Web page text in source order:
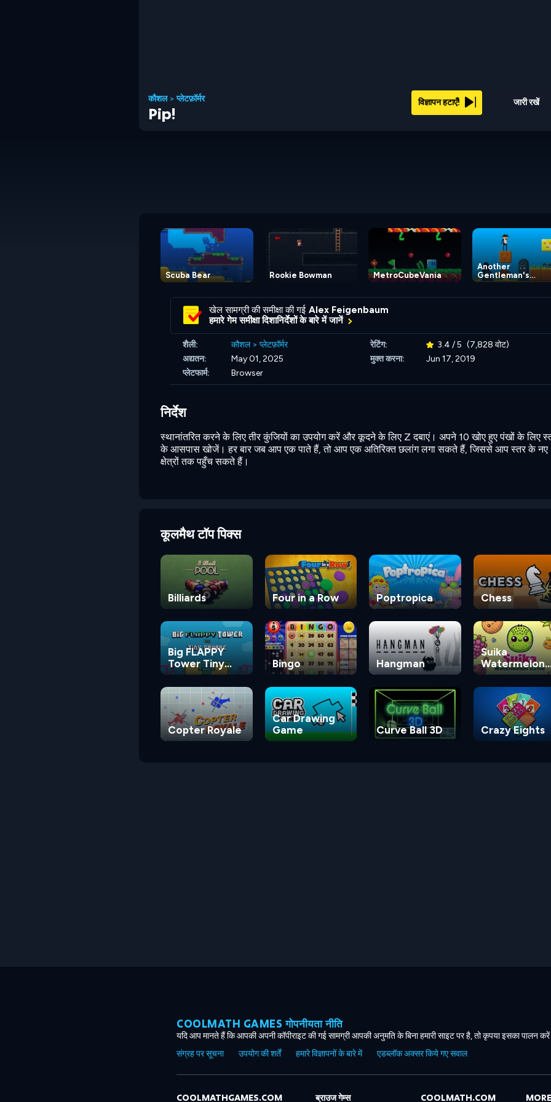
जारी रखें
विज्ञापन हटाएँ!
कौशल>प्लेटफ़ॉर्मर
Pip!
Scuba Bear Rookie Bowman MetroCubeVania
Another
Gentleman's
Adventure
खेल सामग्री की समीक्षा की गई Alex Feigenbaum
हमारे गेम समीक्षा दिशानिर्देशों के बारे में जानें
शैली: कौशल> प्लेटफ़ॉर्मर रेटिंग: 3.4 / 5 (7,828 वोट)
अद्यतन:
May 01, 2025 मुक्त करना:
Jun 17, 2019
प्लेटफार्म:
Browser
निर्देश
स्थानांतरित करने के लिए तीर कुंजियों का उपयोग करें और कूदने के लिए Z दबाएं। अपने 10 खोए हुए पंखों के लिए
के आसपास खोजें। हर बार जब आप एक पाते हैं, तो आप एक अतिरिक्त छलांग लगा सकते हैं, जिससे आप स्तर के नए
क्षेत्रों तक पहुँच सकते हैं।
कूलमैथ टॉप पिक्स
Billiards Four in a Row Poptropica Chess
Big FLAPPY
Tower Tiny
Square
Bingo Hangman
Suika
Watermelon
Game
Copter Royale
Car Drawing
Game
Curve Ball 3D Crazy Eights
COOLMATH GAMES गोपनीयता नीति
यदि आप मानते हैं कि आपकी अपनी कॉपीराइट की गई सामग्री आपकी अनुमति के बिना हमारी साइट पर है, तो कृपया इसका पालन करें
संग्रह पर सूचना
उपयोग की शर्तें हमारे विज्ञापनों के बारे में एडब्लॉक अक्सर किये गए सवाल
COOLMATHGAMES.COM ब्राउज गेम्स COOLMATH.COM